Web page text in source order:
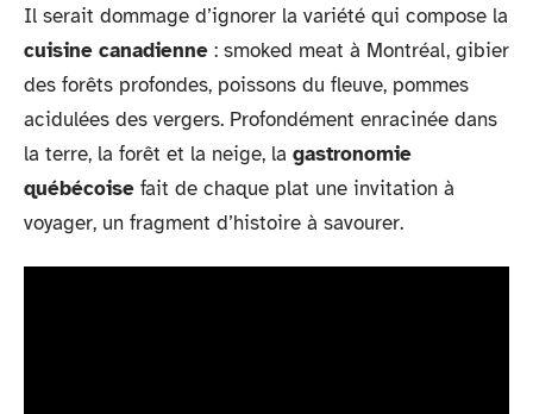
Il serait dommage d’ignorer la variété qui compose la
cuisine canadienne : smoked meat à Montréal, gibier
des forêts profondes, poissons du fleuve, pommes
acidulées des vergers. Profondément enracinée dans
la terre, la forêt et la neige, la gastronomie
québécoise fait de chaque plat une invitation à
voyager, un fragment d’histoire à savourer.